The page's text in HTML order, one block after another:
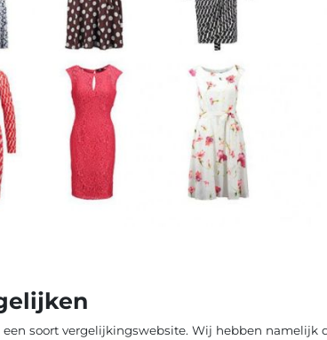
een soort vergelijkingswebsite. Wij hebben